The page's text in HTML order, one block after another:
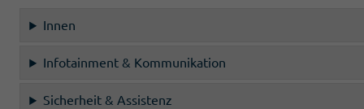
Innen
Infotainment & Kommunikation
Sicherheit & Assistenz